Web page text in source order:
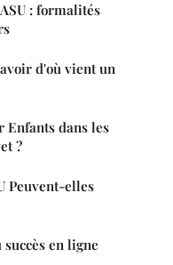
: formalités
d'où vient un
Enfants dans les
?
Peuvent-elles
en ligne